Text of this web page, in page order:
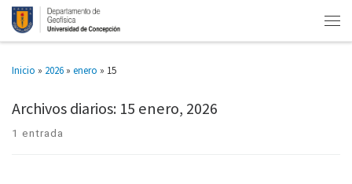
Inicio » 2026 » enero » 15
Archivos diarios: 15 enero, 2026
1 entrada